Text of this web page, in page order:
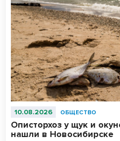
10.08.2026 ОБЩЕСТВО
Описторхоз у щук и
нашли в Новосибирске